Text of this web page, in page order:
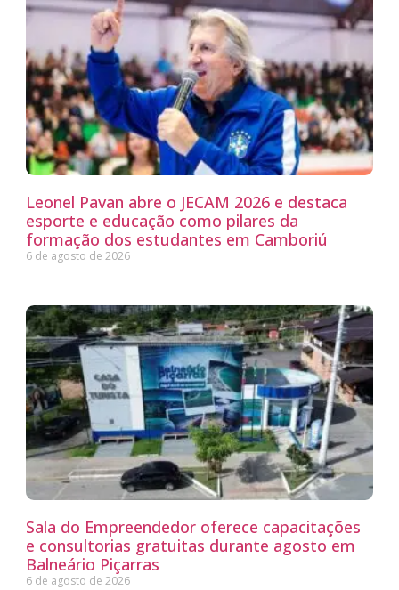
Leonel Pavan abre o JECAM 2026 e destaca
esporte e educação como pilares da
formação dos estudantes em Camboriú
6 de agosto de 2026
Sala do Empreendedor oferece capacitações
e consultorias gratuitas durante agosto em
Balneário Piçarras
6 de agosto de 2026